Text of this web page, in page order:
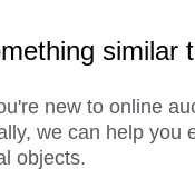
similar
new to online
we can help you
objects.